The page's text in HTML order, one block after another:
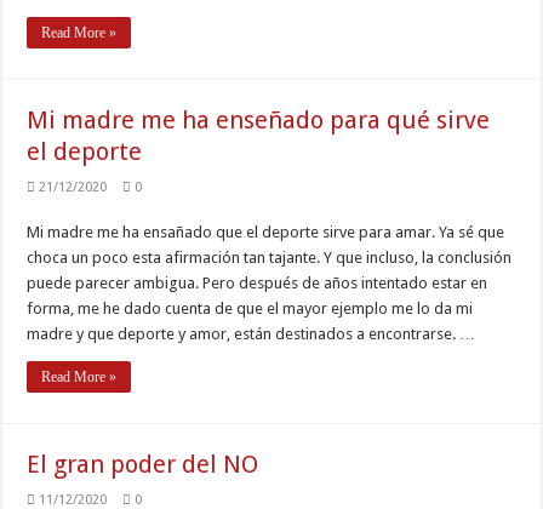
Read More »
Mi madre me ha enseñado para qué sirve
el deporte
21/12/2020 0
Mi madre me ha ensañado que el deporte sirve para amar. Ya sé que
choca un poco esta afirmación tan tajante. Y que incluso, la conclusión
puede parecer ambigua. Pero después de años intentado estar en
forma, me he dado cuenta de que el mayor ejemplo me lo da mi
madre y que deporte y amor, están destinados a encontrarse. …
Read More »
El gran poder del NO
11/12/2020 0